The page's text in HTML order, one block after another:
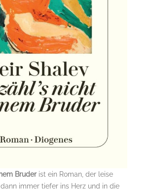
Bruderist ein Roman, der leise
immer tiefer ins Herz und in die